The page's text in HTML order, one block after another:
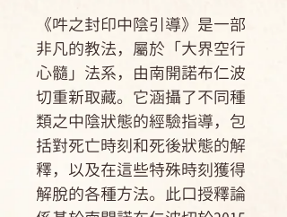
《吽之封印中陰引導》是一部
非凡的教法，屬於「大界空行
心髓」法系，由南開諾布仁波
切重新取藏。它涵攝了不同種
類之中陰狀態的經驗指導，包
括對死亡時刻和死後狀態的解
釋，以及在這些特殊時刻獲得
解脫的各種方法。此口授釋論